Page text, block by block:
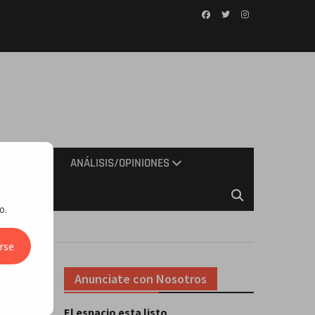
ANÁLISIS/OPINIONES
Anunciate con Nosotros
El espacio esta listo